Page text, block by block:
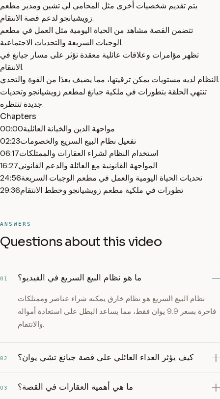
يتم تقديم شخصيات أخرى مثل المحامي لي تشين ومدير مطعم
زويشيانجو لدعم قصة الانتقام.
تتضمن القصة مشاهد من الحياة اليومية مثل العمل في مطعم
الوجبات السريعة والتحديات الاجتماعية.
تظهر مؤامرات وعلاقات عائلية معقدة تؤثر على مسار جيانغ في
الانتقام.
النظام لديه مستويات يمكن ترقيتها، مما يضيف بعدًا من القوة والتحدي.
تنتهي الحلقة بتطورات في ملكية جيانغ لمطعم زويشيانجو وتحديات
جديدة تنتظره.
Chapters
00:00مواجهة الدين والخيانة العائلية
02:23تفعيل نظام البيع السريع والخصومات
06:17استخدام النظام لشراء العقارات والممتلكات
16:27المواجهة القانونية مع العائلة والدعم القانوني
24:56تحديات الحياة اليومية والعمل في مطعم الوجبات السريعة
29:36تطورات في ملكية مطعم زويشيانجو وخطط الانتقام
ANSWERS
Questions about this video
01 ما هو نظام البيع السريع في الفيديو؟
نظام البيع السريع هو نظام خارق يمكنه شراء عناصر وممتلكات
فاخرة بسعر 9.9 يوان فقط، مما يساعد البطل على استعادة أمواله
والانتقام.
02 كيف يؤثر العداء العائلي على قصة جيانغ تشي يوان؟
03 ما هي أهمية العقارات في القصة؟